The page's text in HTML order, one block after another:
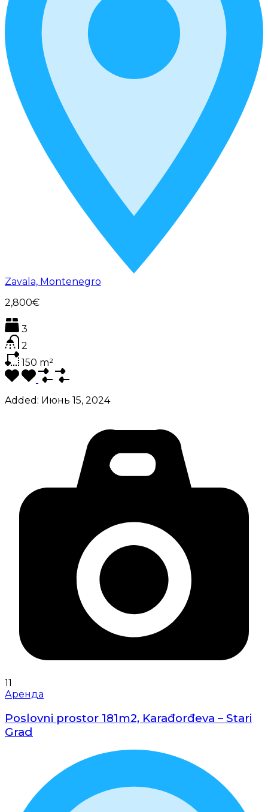
Zavala, Montenegro
2,800€
3
2
150 m²
Added: Июнь 15, 2024
11
Аренда
Poslovni prostor 181m2, Karađorđeva – Stari
Grad